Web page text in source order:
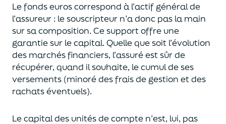
Le fonds euros correspond à l’actif général de
l’assureur : le souscripteur n’a donc pas la main
sur sa composition. Ce support offre une
garantie sur le capital. Quelle que soit l’évolution
des marchés financiers, l’assuré est sûr de
récupérer, quand il souhaite, le cumul de ses
versements (minoré des frais de gestion et des
rachats éventuels).
Le capital des unités de compte n’est, lui, pas